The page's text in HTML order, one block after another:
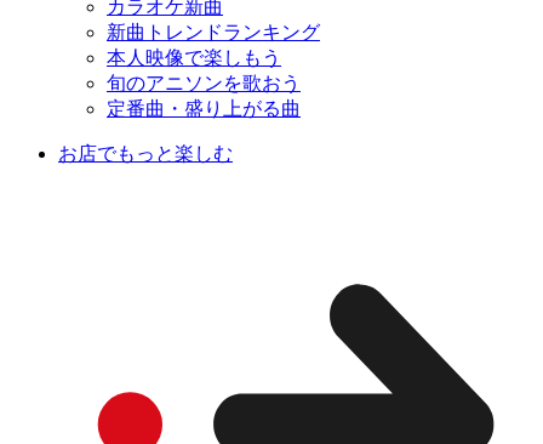
カラオケ新曲
新曲トレンドランキング
本人映像で楽しもう
旬のアニソンを歌おう
定番曲・盛り上がる曲
お店でもっと楽しむ